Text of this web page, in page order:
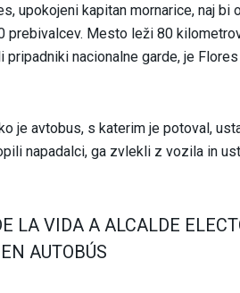
upokojeni kapitan mornarice, naj
prebivalcev. Mesto leži 80
pripadniki nacionalne garde, je
je avtobus, s katerim je potoval,
napadalci, ga zvlekli z vozila in
LA VIDA A ALCALDE
AUTOBÚS